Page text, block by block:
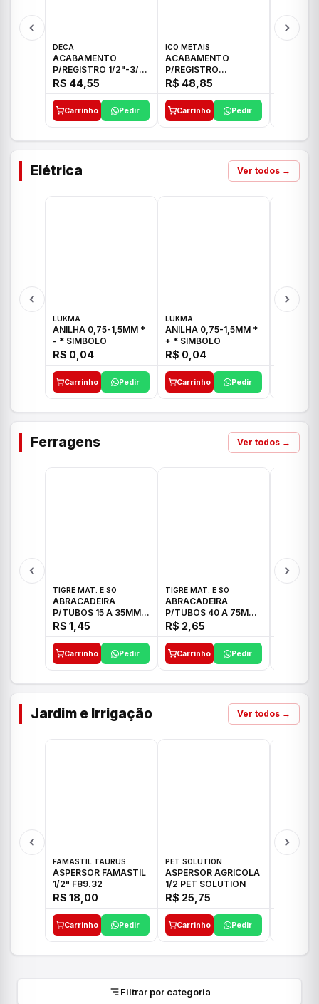
DECA
ACABAMENTO
P/REGISTRO 1/2"-3/4"
E 1"C21.PQ DECA
R$ 44,55
Carrinho Pedir
ICO METAIS
ACABAMENTO
P/REGISTRO
1/2"-3/4"-1" ACB M
CS 33 ICO
R$ 48,85
Carrinho Pedir
Elétrica Ver todos →
LUKMA
ANILHA 0,75-1,5MM *
- * SIMBOLO
R$ 0,04
Carrinho Pedir
LUKMA
ANILHA 0,75-1,5MM *
+ * SIMBOLO
R$ 0,04
Carrinho Pedir
Ferragens Ver todos →
TIGRE MAT. E SO
ABRACADEIRA
P/TUBOS 15 A 35MM
TIGRE
R$ 1,45
Carrinho Pedir
TIGRE MAT. E SO
ABRACADEIRA
P/TUBOS 40 A 75MM
TIGRE
R$ 2,65
Carrinho Pedir
Jardim e Irrigação Ver todos →
FAMASTIL TAURUS
ASPERSOR FAMASTIL
1/2" F89.32
R$ 18,00
Carrinho Pedir
PET SOLUTION
ASPERSOR AGRICOLA
1/2 PET SOLUTION
R$ 25,75
Carrinho Pedir
Filtrar por categoria